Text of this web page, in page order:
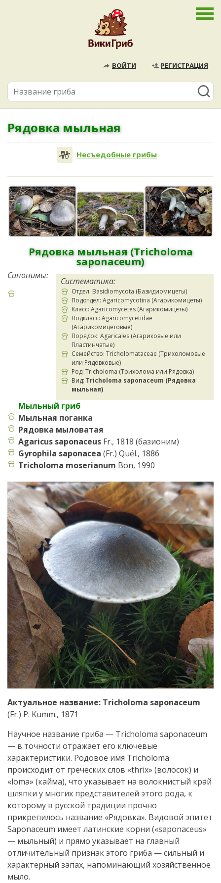
ВОЙТИ РЕГИСТРАЦИЯ
Рядовка мыльная
Несъедобные грибы
Рядовка мыльная (Tricholoma
saponaceum)
Систематика:
Отдел: Basidiomycota (Базидиомицеты)
Подотдел: Agaricomycotina (Агарикомицеты)
Класс: Agaricomycetes (Агарикомицеты)
Подкласс: Agaricomycetidae
(Агарикомицетовые)
Порядок: Agaricales (Агариковые или
Пластинчатые)
Семейство: Tricholomataceae (Трихоломовые
или Рядовковые)
Род: Tricholoma (Трихолома или Рядовка)
Вид: Tricholoma saponaceum (Рядовка
мыльная)
Синонимы:
Мыльный гриб
Мыльная поганка
Рядовка мыловатая
Agaricus saponaceus Fr., 1818 (базионим)
Gyrophila saponacea (Fr.) Quél., 1886
Tricholoma moserianum Bon, 1990
Актуальное название: Tricholoma saponaceum
(Fr.) P. Kumm., 1871
Научное название гриба — Tricholoma saponaceum
— в точности отражает его ключевые
характеристики. Родовое имя Tricholoma
происходит от греческих слов «thrix» (волосок) и
«loma» (кайма), что указывает на волокнистый край
шляпки у многих представителей этого рода, к
которому в русской традиции прочно
прикрепилось название «Рядовка». Видовой эпитет
Saponaceum имеет латинские корни («saponaceus»
— мыльный) и прямо указывает на главный
отличительный признак этого гриба — сильный и
характерный запах, напоминающий хозяйственное
мыло.